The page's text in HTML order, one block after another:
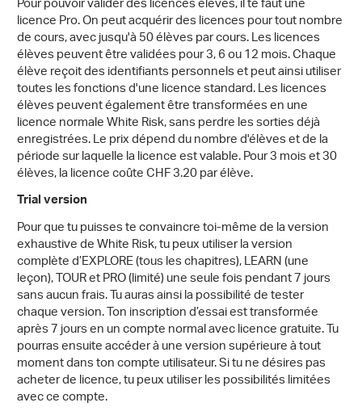
licence Pro. On peut acquérir des licences pour tout nombre
de cours, avec jusqu'à 50 élèves par cours. Les licences
élèves peuvent être validées pour 3, 6 ou 12 mois. Chaque
élève reçoit des identifiants personnels et peut ainsi utiliser
toutes les fonctions d'une licence standard. Les licences
élèves peuvent également être transformées en une
licence normale White Risk, sans perdre les sorties déjà
enregistrées. Le prix dépend du nombre d'élèves et de la
période sur laquelle la licence est valable. Pour 3 mois et 30
élèves, la licence coûte CHF 3.20 par élève.
Trial version
Pour que tu puisses te convaincre toi-même de la version
exhaustive de White Risk, tu peux utiliser la version
complète d’EXPLORE (tous les chapitres), LEARN (une
leçon), TOUR et PRO (limité) une seule fois pendant 7 jours
sans aucun frais. Tu auras ainsi la possibilité de tester
chaque version. Ton inscription d’essai est transformée
après 7 jours en un compte normal avec licence gratuite. Tu
pourras ensuite accéder à une version supérieure à tout
moment dans ton compte utilisateur. Si tu ne désires pas
acheter de licence, tu peux utiliser les possibilités limitées
avec ce compte.